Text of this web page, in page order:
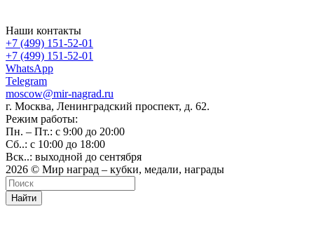
Наши контакты
+7 (499) 151-52-01
+7 (499) 151-52-01
WhatsApp
Telegram
moscow@mir-nagrad.ru
г. Москва, Ленинградский проспект, д. 62.
Режим работы:
Пн. – Пт.: с 9:00 до 20:00
Сб..: с 10:00 до 18:00
Вск..: выходной до сентября
2026 © Мир наград – кубки, медали, награды
Найти